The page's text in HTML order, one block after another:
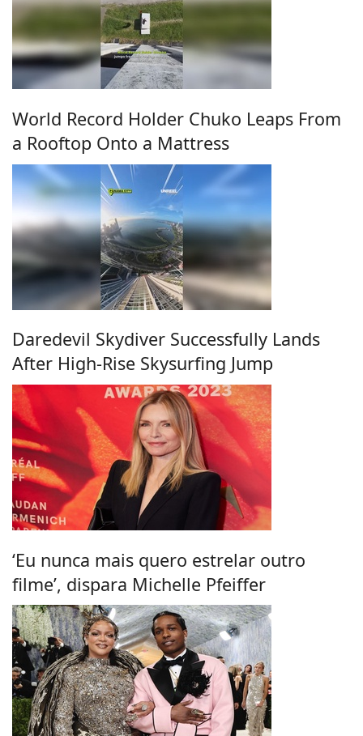
World Record Holder Chuko Leaps From
a Rooftop Onto a Mattress
Daredevil Skydiver Successfully Lands
After High-Rise Skysurfing Jump
‘Eu nunca mais quero estrelar outro
filme’, dispara Michelle Pfeiffer